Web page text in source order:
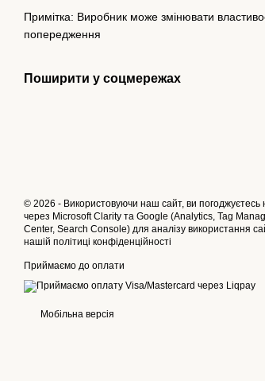
Примітка: Виробник може змінювати
попередження
Поширити у соцмережах
© 2026 - Використовуючи наш сайт, ви погоджуєтесь
через Microsoft Clarity та Google (Analytics, Tag
Center, Search Console) для аналізу використання
нашій політиці конфіденційності
Приймаємо до оплати
Мобільна версія